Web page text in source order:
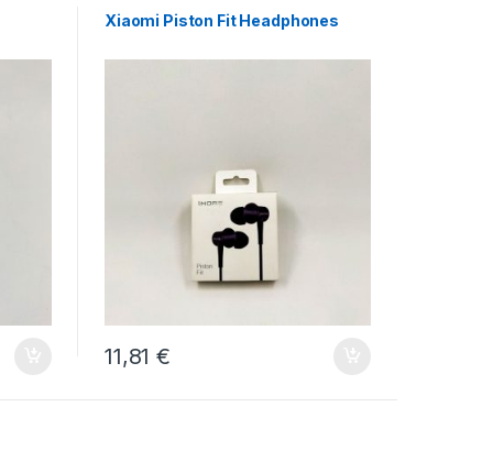
Xiaomi Piston Fit Headphones
11,81€